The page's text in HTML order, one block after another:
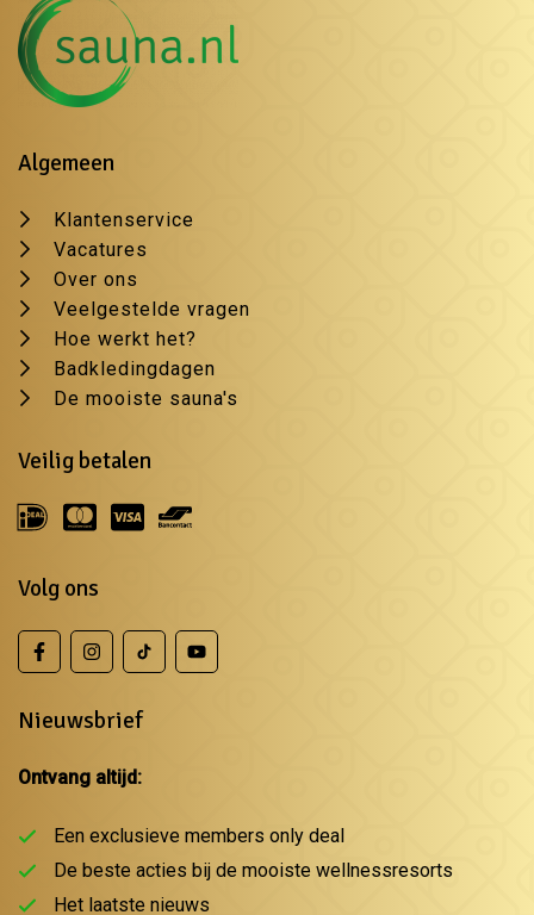
Algemeen
Klantenservice
Vacatures
Over ons
Veelgestelde vragen
Hoe werkt het?
Badkledingdagen
De mooiste sauna's
Veilig betalen
Volg ons
Nieuwsbrief
Ontvang altijd:
Een exclusieve members only deal
De beste acties bij de mooiste wellnessresorts
Het laatste nieuws